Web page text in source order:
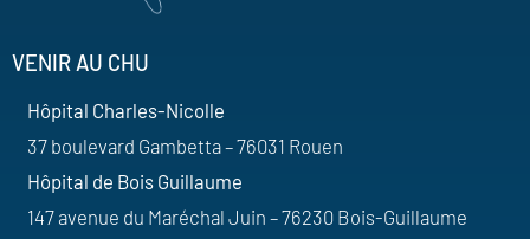
VENIR AU CHU
Hôpital Charles-Nicolle
37 boulevard Gambetta – 76031 Rouen
Hôpital de Bois Guillaume
147 avenue du Maréchal Juin – 76230 Bois-Guillaume